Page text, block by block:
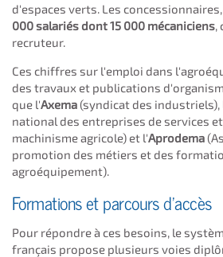
d'espaces verts. Les
000 salariés dont 15 000 mécaniciens
recruteur.
Ces chiffres sur l'emploi dans
des travaux et publications
que l'Axema(syndicat des industriels),
national des entreprises de services
machinisme agricole) et l'Aprodema
promotion des métiers et des
agroéquipement).
Formations et parcours d'accès
Pour répondre à ces besoins, le
français propose plusieurs voies